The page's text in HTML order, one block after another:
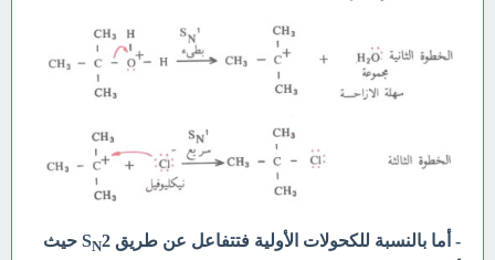
- أما بالنسبة للكحولات الأولية فتتفاعل عن طريق S N
2 حيث